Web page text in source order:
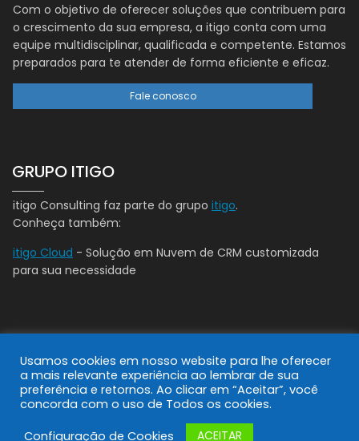
Com o objetivo de oferecer soluções que contribuem para
o crescimento da sua empresa, a itigo conta com uma
equipe multidisciplinar, qualificada e competente. Estamos
preparados para te atender de forma eficiente e eficaz.
Fale conosco
GRUPO ITIGO
itigo Consulting faz parte do grupo itigo.
Conheça também:
itigo Cloud - Solução em Nuvem de CRM customizada
para sua necessidade
Copyright © itigo |Política de Privacidade
Usamos cookies em nosso website para lhe oferecer
a mais relevante experiência ao lembrar de sua
preferência e retornos. Ao clicar em “Aceitar”, você
concorda com o uso de Todos os cookies.
Configuração de Cookies
ACEITAR